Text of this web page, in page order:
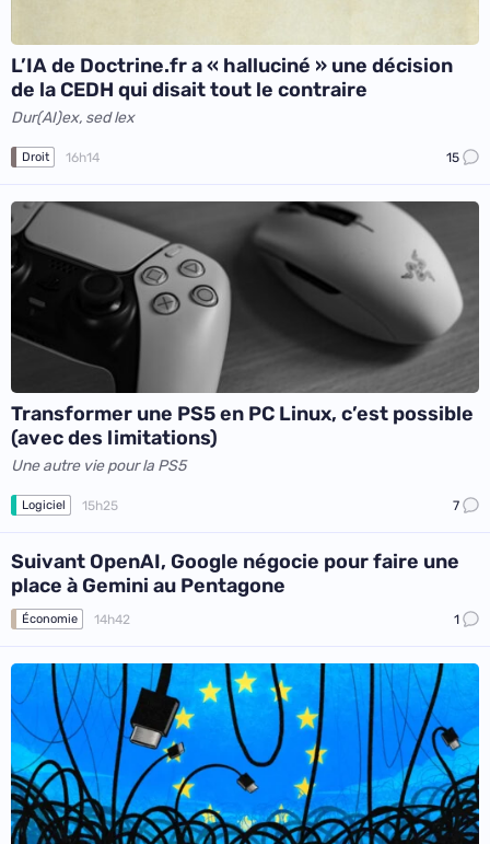
L’IA de Doctrine.fr a « halluciné » une décision
de la CEDH qui disait tout le contraire
Dur(AI)ex, sed lex
Droit 16h14 15
Transformer une PS5 en PC Linux, c’est possible
(avec des limitations)
Une autre vie pour la PS5
Logiciel 15h25 7
Suivant OpenAI, Google négocie pour faire une
place à Gemini au Pentagone
Économie 14h42 1